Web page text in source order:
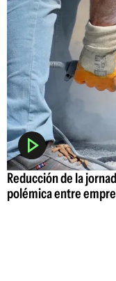
Reducción de la
polémica entre